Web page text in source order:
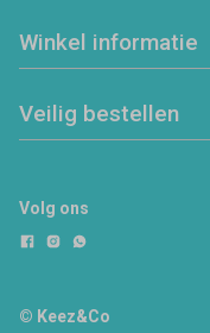
Winkel informatie
Veilig bestellen
Volg ons
© Keez&Co